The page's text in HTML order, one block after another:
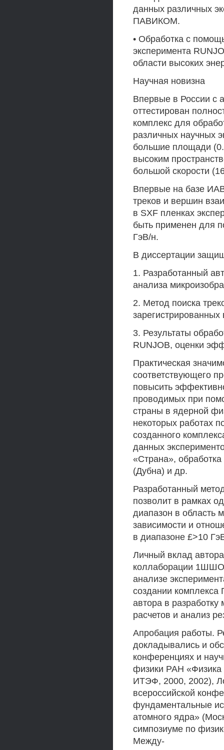
данных различных
ПАВИКОМ.
• Обработка с
эксперимента
области высоких
Научная новизна
Впервые в России с
оттестирован
комплекс для
различных научных
большие площади
высоким
большой скорости
Впервые на базе
треков и вершин
в SXF пленках
быть применен для
ГэВ/н.
В диссертации
1. Разработанный
анализа
2. Метод поиска
3. Результаты
RUNJOB, оценки
Практическая
соответствующего
повысить
проводимых при
страны в ядерной
некоторых работах
созданного
данных
«Страна»,
(Дубна) и др.
Разработанный
позволит в рамках
диапазон в область
зависимости и
в диапазоне £>10
Личный вклад
коллаборации
анализе
создании
автора в
расчетов и анализ
Апробация работы.
докладывались и
конференциях и
физики РАН «Физика
ИТЭФ, 2000, 2002),
всероссийской
фундаментальные
атомного ядра»
симпозиуме по
Между-